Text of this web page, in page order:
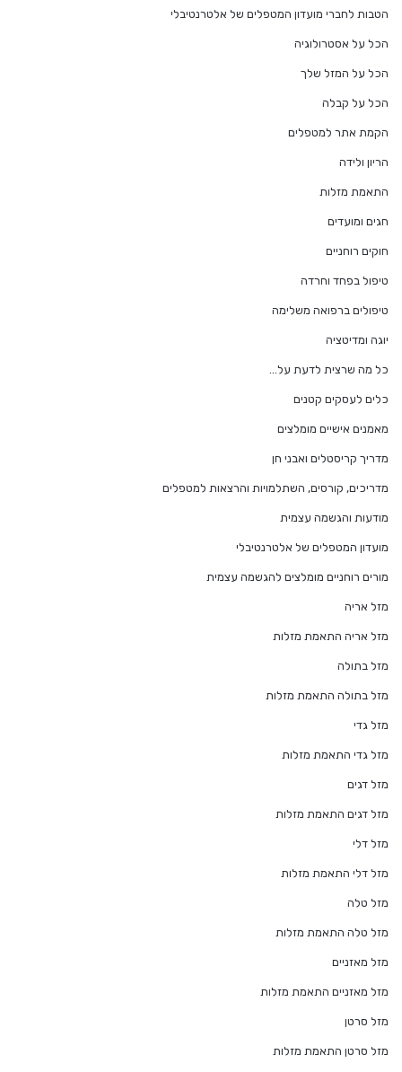
הטבות לחברי מועדון המטפלים של אלטרנטיבלי
הכל על אסטרולוגיה
הכל על המזל שלך
הכל על קבלה
הקמת אתר למטפלים
הריון ולידה
התאמת מזלות
חגים ומועדים
חוקים רוחניים
טיפול בפחד וחרדה
טיפולים ברפואה משלימה
יוגה ומדיטציה
כל מה שרצית לדעת על…
כלים לעסקים קטנים
מאמנים אישיים מומלצים
מדריך קריסטלים ואבני חן
מדריכים, קורסים, השתלמויות והרצאות למטפלים
מודעות והגשמה עצמית
מועדון המטפלים של אלטרנטיבלי
מורים רוחניים מומלצים להגשמה עצמית
מזל אריה
מזל אריה התאמת מזלות
מזל בתולה
מזל בתולה התאמת מזלות
מזל גדי
מזל גדי התאמת מזלות
מזל דגים
מזל דגים התאמת מזלות
מזל דלי
מזל דלי התאמת מזלות
מזל טלה
מזל טלה התאמת מזלות
מזל מאזניים
מזל מאזניים התאמת מזלות
מזל סרטן
מזל סרטן התאמת מזלות